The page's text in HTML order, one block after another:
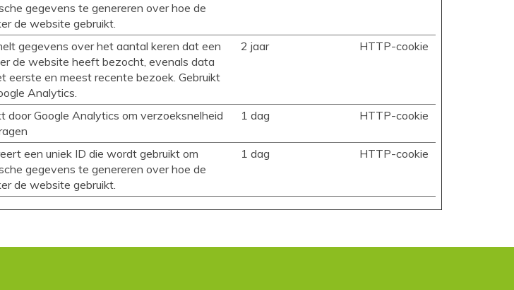
gegevens te genereren over hoe de
de website gebruikt.
gegevens over het aantal keren dat een
de website heeft bezocht, evenals data
eerste en meest recente bezoek. Gebruikt
Analytics.
2 jaar HTTP-cookie
door Google Analytics om verzoeksnelheid
1 dag HTTP-cookie
een uniek ID die wordt gebruikt om
gegevens te genereren over hoe de
de website gebruikt.
1 dag HTTP-cookie